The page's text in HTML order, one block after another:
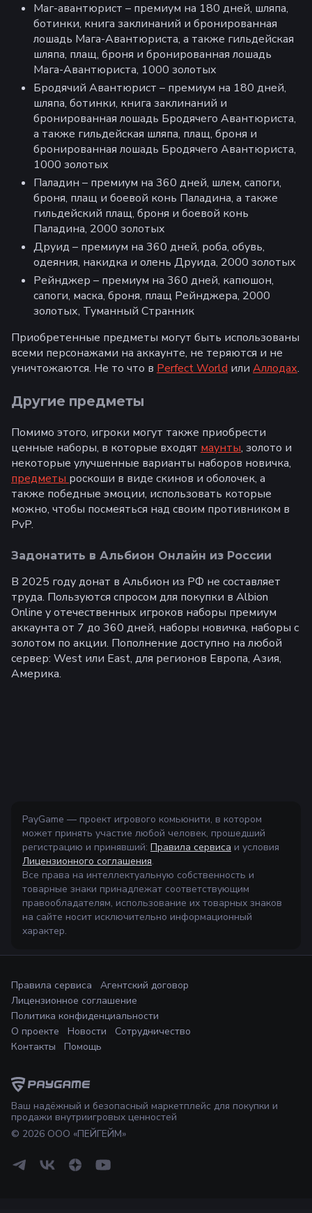
Маг-авантюрист – премиум на 180 дней, шляпа,
ботинки, книга заклинаний и бронированная
лошадь Мага-Авантюриста, а также гильдейская
шляпа, плащ, броня и бронированная лошадь
Мага-Авантюриста, 1000 золотых
Бродячий Авантюрист – премиум на 180 дней,
шляпа, ботинки, книга заклинаний и
бронированная лошадь Бродячего Авантюриста,
а также гильдейская шляпа, плащ, броня и
бронированная лошадь Бродячего Авантюриста,
1000 золотых
Паладин – премиум на 360 дней, шлем, сапоги,
броня, плащ и боевой конь Паладина, а также
гильдейский плащ, броня и боевой конь
Паладина, 2000 золотых
Друид – премиум на 360 дней, роба, обувь,
одеяния, накидка и олень Друида, 2000 золотых
Рейнджер – премиум на 360 дней, капюшон,
сапоги, маска, броня, плащ Рейнджера, 2000
золотых, Туманный Странник
Приобретенные предметы могут быть использованы
всеми персонажами на аккаунте, не теряются и не
уничтожаются. Не то что в Perfect World или Аллодах.
Другие предметы
Помимо этого, игроки могут также приобрести
ценные наборы, в которые входят маунты, золото и
некоторые улучшенные варианты наборов новичка,
предметы роскоши в виде скинов и оболочек, а
также победные эмоции, использовать которые
можно, чтобы посмеяться над своим противником в
PvP.
Задонатить в Альбион Онлайн из России
В 2025 году донат в Альбион из РФ не составляет
труда. Пользуются спросом для покупки в Albion
Online у отечественных игроков наборы премиум
аккаунта от 7 до 360 дней, наборы новичка, наборы с
золотом по акции. Пополнение доступно на любой
сервер: West или East, для регионов Европа, Азия,
Америка.
PayGame — проект игрового комьюнити, в котором
может принять участие любой человек, прошедший
регистрацию и принявший: Правила сервиса и условия
Лицензионного соглашения.
Все права на интеллектуальную собственность и
товарные знаки принадлежат соответствующим
правообладателям, использование их товарных знаков
на сайте носит исключительно информационный
характер.
Ваш надёжный и безопасный маркетплейс для покупки и
продажи внутриигровых ценностей
© 2026 ООО «ПЕЙГЕЙМ»
Правила сервиса
Агентский договор
Лицензионное соглашение
Политика конфиденциальности
О проекте
Новости
Сотрудничество
Контакты
Помощь